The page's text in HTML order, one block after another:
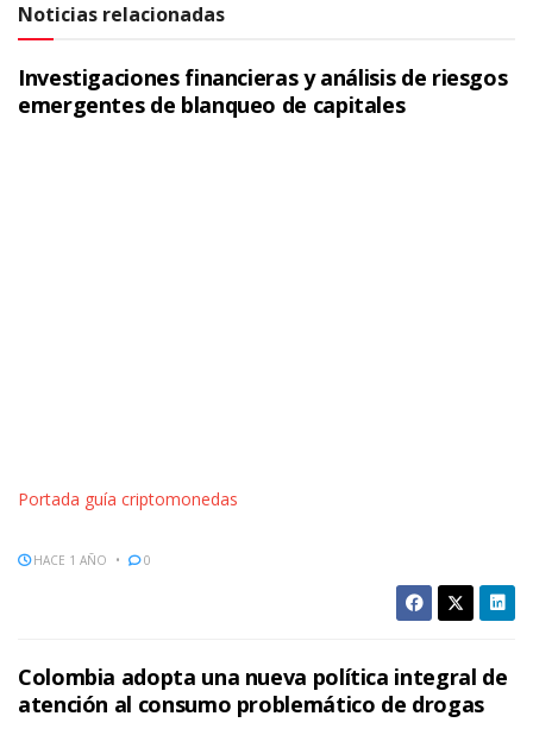
Noticias relacionadas
Investigaciones financieras y análisis de riesgos
emergentes de blanqueo de capitales
Portada guía criptomonedas
HACE 1 AÑO 0
Colombia adopta una nueva política integral de
atención al consumo problemático de drogas